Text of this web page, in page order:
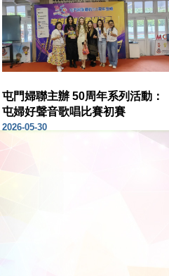
屯門婦聯主辦 50周年系列活動：
屯婦好聲音歌唱比賽初賽
2026-05-30